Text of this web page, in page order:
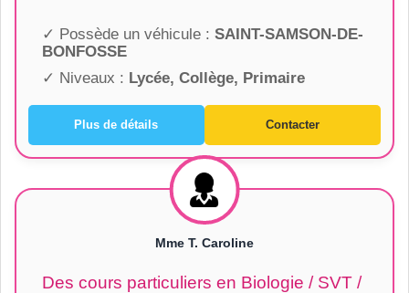
✓ Possède un véhicule : SAINT-SAMSON-DE-
BONFOSSE
✓ Niveaux : Lycée, Collège, Primaire
Plus de détails Contacter
Mme T. Caroline
Des cours particuliers en Biologie / SVT /